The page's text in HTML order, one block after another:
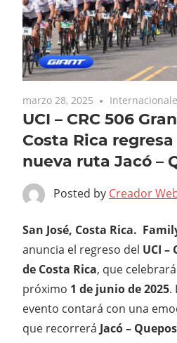
marzo 28, 2025
UCI – CRC 506
Costa Rica
nueva ruta Jacó –
Posted by Creador
San José, Costa Rica.
anuncia el regreso del UCI –
de Costa Rica, que
próximo 1 de junio de 2025.
evento contará con una
que recorrerá Jacó –